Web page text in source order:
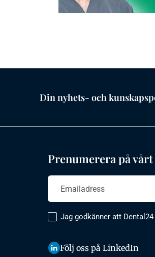
Din nyhets- och
Prenumerera på
Jag godkänner att Dental24
Följ oss på LinkedIn